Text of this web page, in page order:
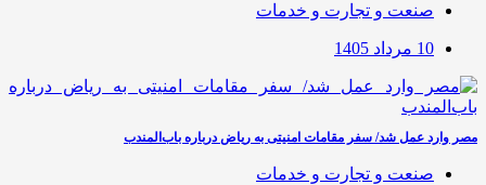
صنعت و تجارت و خدمات
10 مرداد 1405
مصر وارد عمل شد/ سفر مقامات امنیتی به ریاض درباره باب‌المندب
صنعت و تجارت و خدمات